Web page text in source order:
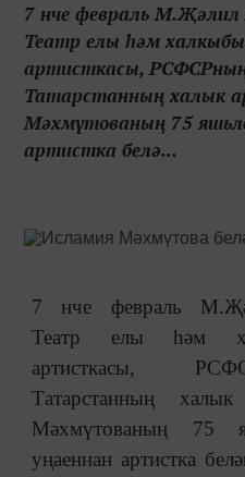
7 нче февраль
Театр елы һәм
артисткасы,
Татарстанның халык
Мәхмүтованың 75
артистка белә...
7 нче февраль
Театр елы һәм
артисткасы,
Татарстанның
Мәхмүтованың 75
уңаеннан артистка